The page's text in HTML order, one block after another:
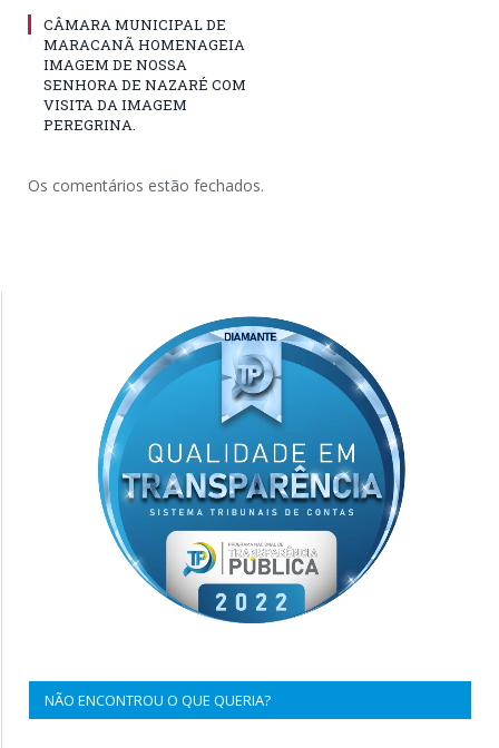
CÂMARA MUNICIPAL DE
MARACANÃ HOMENAGEIA
IMAGEM DE NOSSA
SENHORA DE NAZARÉ COM
VISITA DA IMAGEM
PEREGRINA.
Os comentários estão fechados.
NÃO ENCONTROU O QUE QUERIA?